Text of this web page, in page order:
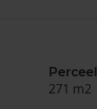
Perceel
271 m2